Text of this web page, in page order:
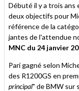
Débuté il y a trois ans
deux objectifs pour
référence de la
jantes de l'attendue
MNC du 24 janvier
Pari gagné selon
des R1200GS en
principal" de BMW sur